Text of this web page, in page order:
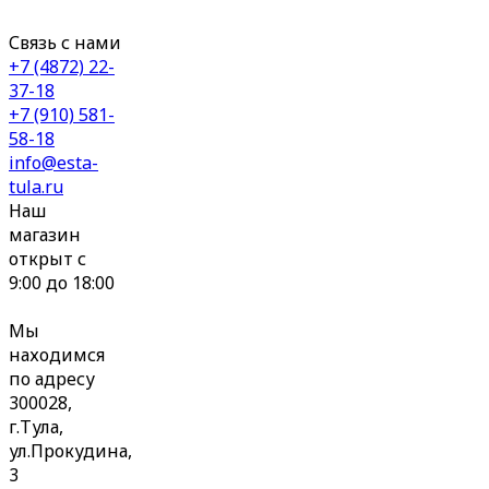
Связь с нами
+7 (4872) 22-
37-18
+7 (910) 581-
58-18
info@esta-
tula.ru
Наш
магазин
открыт с
9:00 до 18:00
Мы
находимся
по адресу
300028,
г.Тула,
ул.Прокудина,
3